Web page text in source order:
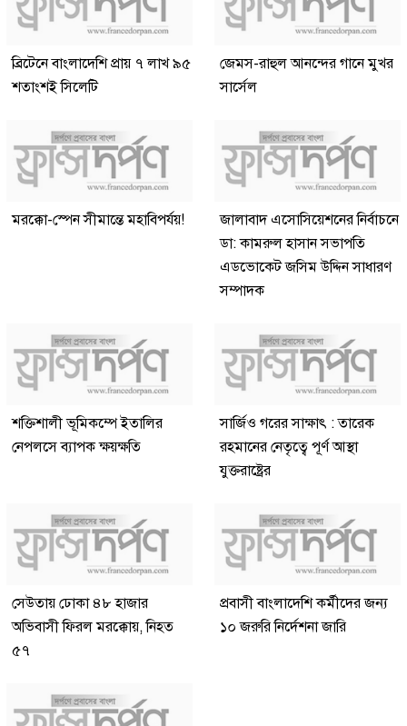
ব্রিটেনে বাংলাদেশি প্রায় ৭ লাখ ৯৫
শতাংশই সিলেটি
জেমস-রাহুল আনন্দের গানে মুখর
সার্সেল
মরক্কো-স্পেন সীমান্তে মহাবিপর্যয়!
জালাবাদ এসোসিয়েশনের নির্বাচনে
ডা: কামরুল হাসান সভাপতি
এডভোকেট জসিম উদ্দিন সাধারণ
সম্পাদক
শক্তিশালী ভূমিকম্পে ইতালির
নেপলসে ব্যাপক ক্ষয়ক্ষতি
সার্জিও গরের সাক্ষাৎ : তারেক
রহমানের নেতৃত্বে পূর্ণ আস্থা
যুক্তরাষ্ট্রের
সেউতায় ঢোকা ৪৮ হাজার
অভিবাসী ফিরল মরক্কোয়, নিহত
৫৭
প্রবাসী বাংলাদেশি কর্মীদের জন্য
১০ জরুরি নির্দেশনা জারি